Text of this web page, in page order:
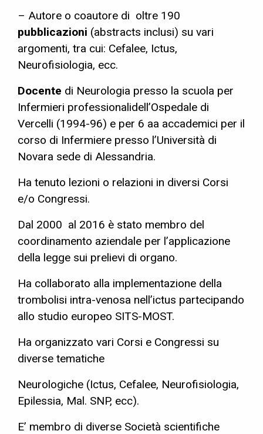
– Autore o coautore di oltre 190
pubblicazioni (abstracts inclusi) su vari
argomenti, tra cui: Cefalee, Ictus,
Neurofisiologia, ecc.
Docente di Neurologia presso la scuola per
Infermieri professionalidell’Ospedale di
Vercelli (1994-96) e per 6 aa accademici per il
corso di Infermiere presso l’Università di
Novara sede di Alessandria.
Ha tenuto lezioni o relazioni in diversi Corsi
e/o Congressi.
Dal 2000 al 2016 è stato membro del
coordinamento aziendale per l’applicazione
della legge sui prelievi di organo.
Ha collaborato alla implementazione della
trombolisi intra-venosa nell’ictus partecipando
allo studio europeo SITS-MOST.
Ha organizzato vari Corsi e Congressi su
diverse tematiche
Neurologiche (Ictus, Cefalee, Neurofisiologia,
Epilessia, Mal. SNP, ecc).
E’ membro di diverse Società scientifiche